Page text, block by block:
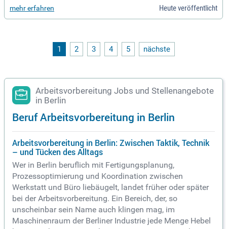
mehr erfahren Heute veröffentlicht
1 2 3 4 5 nächste
Arbeitsvorbereitung Jobs und Stellenangebote
in Berlin
Beruf Arbeitsvorbereitung in Berlin
Arbeitsvorbereitung in Berlin: Zwischen Taktik, Technik
– und Tücken des Alltags
Wer in Berlin beruflich mit Fertigungsplanung,
Prozessoptimierung und Koordination zwischen
Werkstatt und Büro liebäugelt, landet früher oder später
bei der Arbeitsvorbereitung. Ein Bereich, der, so
unscheinbar sein Name auch klingen mag, im
Maschinenraum der Berliner Industrie jede Menge Hebel